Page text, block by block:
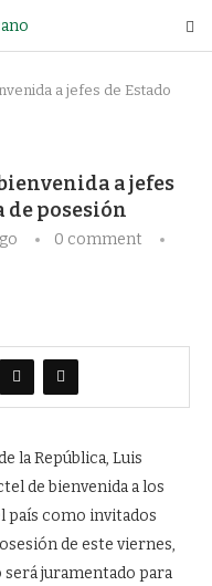
a jefes de Estado
a jefes
de posesión
0 comment
la República, Luis
de bienvenida a los
país como invitados
de este viernes,
juramentado para